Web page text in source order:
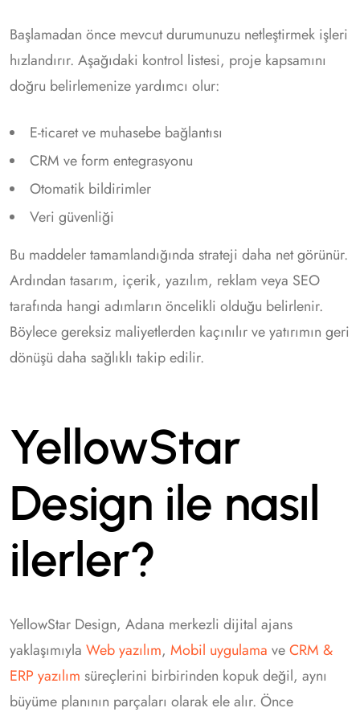
Başlamadan önce mevcut durumunuzu netleştirmek işleri
hızlandırır. Aşağıdaki kontrol listesi, proje kapsamını
doğru belirlemenize yardımcı olur:
E-ticaret ve muhasebe bağlantısı
CRM ve form entegrasyonu
Otomatik bildirimler
Veri güvenliği
Bu maddeler tamamlandığında strateji daha net görünür.
Ardından tasarım, içerik, yazılım, reklam veya SEO
tarafında hangi adımların öncelikli olduğu belirlenir.
Böylece gereksiz maliyetlerden kaçınılır ve yatırımın geri
dönüşü daha sağlıklı takip edilir.
YellowStar
Design ile nasıl
ilerler?
YellowStar Design, Adana merkezli dijital ajans
yaklaşımıyla Web yazılım, Mobil uygulama veCRM &
ERP yazılım süreçlerini birbirinden kopuk değil, aynı
büyüme planının parçaları olarak ele alır. Önce